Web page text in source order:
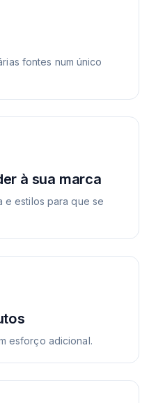
fontes num único
à sua marca
e estilos para que se
esforço adicional.